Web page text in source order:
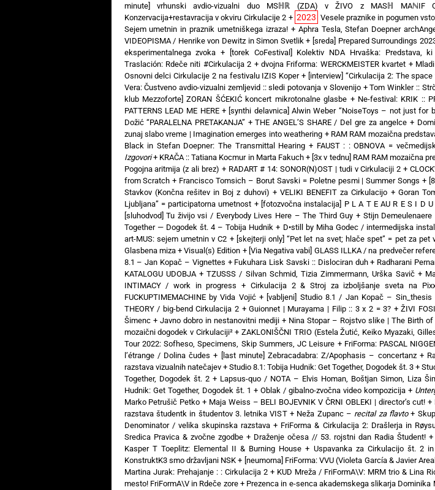
minute] vrhunski avdio-vizualni duo MSℍℝ (ZDA) v ŽIVO z MASℍ MAℕIF
Konzervacija+restavracija v okviru Cirkulacije 2 + 2023 Vesele praznike in pogumen
Sejem umetnin in praznik umetniškega izraza!+ Aphra Tesla, Stefan Doepner
VIDEOPISMA / Henrike von Dewitz in Simon Svetlik+ [sreda] Prepared Surroundings
eksperimentalnega zvoka + [torek CoFestival] Kolektiv NDA Hrvaška: Predstava,
Traslación: Rdeče niti #Cirkulacija 2 + dvojna Friforma: WERCKMEISTER kvartet +
Osnovni delci Cirkulacije 2 na festivalu IZIS Koper+ [interview] “Cirkulacija 2: The
Vera: Čustveno avdio-vizualni zemljevid :: sledi potovanja v Slovenijo+Tom Winkler ::
klub Mezzoforte] ZORAN ŠĆEKIĆ koncert mikrotonalne glasbe + Ne-festival: KRIK ::
PATTERNS LEAD ME HERE+ [synthi delavnica] Alwin Weber “NoiseToys – not just for
Dožić “PARALELNA PRETAKANJA”+THE ANGEL’S SHARE / Del gre za angelce +
zunaj slabo vreme | Imagination emerges into weathering + RAM RAM mozaična
Black in Stefan Doepner: The Transmittal Hearing + FAUST : : OBNOVA =
Izgovori+ KRAČA :: Tatiana Kocmur in Marta Fakuch+ [3x v tednu] RAM RAM mozaična
Pogojna aritmija (z ali brez) + RADART # 14: SONOR(N)OST | tudi v Cirkulaciji 2 +
from Scratch + Francisco Tomsich – Borut Savski = Poletne pesmi | Summer Songs +
Stavkov (Končna rešitev in Boj z duhovi) + VELIKI BENEFIT za Cirkulacijo + Goran
Ljubljana” = participatorna umetnost + [fotozvočna instalacija] P L A T E AU R E S I D
[sluhodvod] Tu živijo vsi / Everybody Lives Here – The Third Guy + Stijn Demeulenaere
Together — Dogodek št. 4 – Tobija Hudnik + D•still by Miha Godec / intermedijska
art-MUS: sejem umetnin v C2 + [skejterji only] “Pet let na svet; hlače spet” = pet za pet
Glasbena miza + Visual(s) Edition + [Via Negativa vabi] GLASS ILLKA / na predvečer
8.1 – Jan Kopač – Vignettes + Fukuhara Lisk Savski :: Dislociran duh+ Radharani
KATALOGU UDOBJA+TZUSSS / Silvan Schmid, Tizia Zimmermann, Urška Savič+
INTIMACY / work in progress + Cirkulacija 2 & Stroj za izboljšanje sveta na
FUCKUPTIMEMACHINE by Vida Vojić+ [vabljeni] Studio 8.1 / Jan Kopač – Sin_thesis
THEORY / big-bend Cirkulacija 2+Guionnet | Murayama | Filip :: 3 x 2 = 3? +ŽIVI
Šimenc+ Javno dobro in nestanovitni mediji+ Nina Stopar – Rojstvo slike | The Birth of
mozaični dogodek v Cirkulaciji²+ZAKLONIŠČNI TRIO (Estela Žutić, Keiko Myazaki,
Tour 2022: Sofheso, Specimens, Skip Summers, JC Leisure + FriForma: PASCAL
l’étrange / Dolina čudes + [last minute] Zebracadabra: Z/Apophasis – concertanz+
razstava vizualnih natečajev+ Studio 8.1: Tobija Hudnik: Get Together, Dogodek št. 3+
Together, Dogodek št. 2+ Lapsus-quo / NOTA – Elvis Homan, Boštjan Simon, Liza
Hudnik: Get Together, Dogodek št. 1 + Oblak / gibalno-zvočna video kompozicija+
Marko Petrušič Petko + Maja Weiss – BELI BOJEVNIK V ČRNI OBLEKI | director’s cut! +
razstava študentk in študentov 3. letnika VIST+ Neža Zupanc – recital za flavto+
Denominator / velika skupinska razstava + FriForma & Cirkulacija 2: Drašlerja in
Sredica Pravica & zvočne zgodbe+ Draženje očesa // 53. rojstni dan Radia Študent!
Kasper T Toeplitz: Elemental II & Burning House + Uspavanka za Cirkulacijo št. 2
KonstruktK3 smo državljani NSK + [neumorna] FriForma: VVU (Violeta García & Javier
Martina Jurak: Prehajanje : : Cirkulacija 2+ KUD Mreža / FriFormA\V: MRM trio & Lina
mesto! FriFormA\V in Rdeče zore+ Prezenca in e-senca akademskega slikarja Dominika